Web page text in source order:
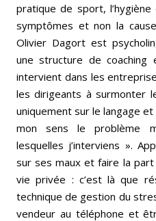
pratique de sport,
symptômes et non la
Olivier Dagort est
une structure de
intervient dans les
les dirigeants à surmonter
uniquement sur le langage et
mon sens le problème
lesquelles j’interviens ».
sur ses maux et faire la
vie privée : c’est là que
technique de gestion du
vendeur au téléphone et